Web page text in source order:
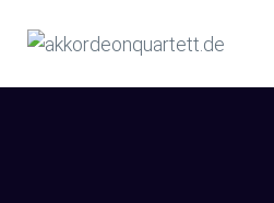
Inhalt